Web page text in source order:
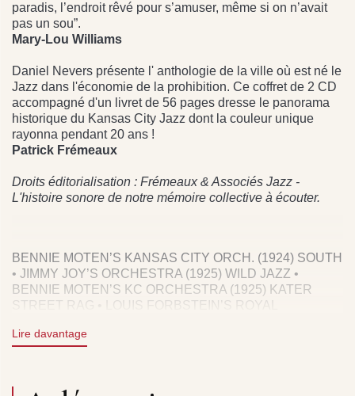
paradis, l’endroit rêvé pour s’amuser, même si on n’avait
pas un sou”.
Mary-Lou Williams
Daniel Nevers présente l' anthologie de la ville où est né le
Jazz dans l'économie de la prohibition. Ce coffret de 2 CD
accompagné d'un livret de 56 pages dresse le panorama
historique du Kansas City Jazz dont la couleur unique
rayonna pendant 20 ans !
Patrick Frémeaux
Droits éditorialisation : Frémeaux & Associés Jazz -
L'histoire sonore de notre mémoire collective à écouter.
BENNIE MOTEN’S KANSAS CITY ORCH. (1924) SOUTH
• JIMMY JOY’S ORCHESTRA (1925) WILD JAZZ •
BENNIE MOTEN’S KC ORCHESTRA (1925) KATER
STREET RAG • LOUIS FORBSTEIN’S ROYAL
LOUIS FORBSTEIN’S ROYAL SYNCOPATORS (1925)
WILLIAMS’ SYNCO JAZZERS (1927) NOW, CUT LOOSE
Lire davantage